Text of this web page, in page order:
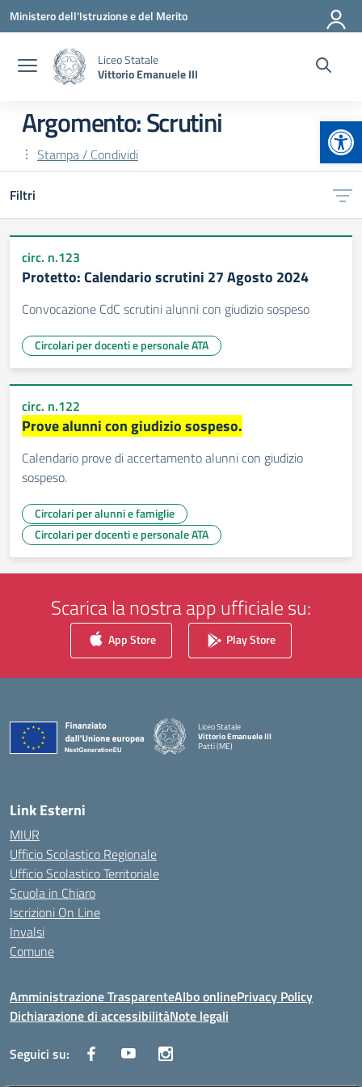
Vai ai contenuti
Vai al menu di navigazione
Vai al footer
Ministero dell'Istruzione e del Merito
Liceo Statale
Vittorio Emanuele III
Argomento: Scrutini
Stampa / Condividi
Filtri
circ. n.123
Protetto: Calendario scrutini 27 Agosto 2024
Convocazione CdC scrutini alunni con giudizio sospeso
Circolari per docenti e personale ATA
circ. n.122
Prove alunni con giudizio sospeso.
Calendario prove di accertamento alunni con giudizio
sospeso.
Circolari per alunni e famiglie
Circolari per docenti e personale ATA
Scarica la nostra app ufficiale su:
App Store Play Store
Liceo Statale
Vittorio Emanuele III
Patti (ME)
Link Esterni
MIUR
Ufficio Scolastico Regionale
Ufficio Scolastico Territoriale
Scuola in Chiaro
Iscrizioni On Line
Invalsi
Comune
Amministrazione TrasparenteAlbo onlinePrivacy Policy
Dichiarazione di accessibilitàNote legali
Seguici su: